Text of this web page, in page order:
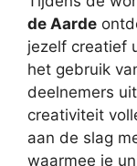
de Aarde
jezelf creatief
het gebruik
deelnemers
creativiteit
aan de slag
waarmee je